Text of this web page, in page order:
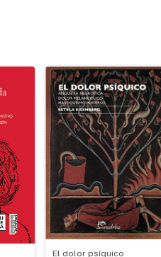
El dolor psíquico